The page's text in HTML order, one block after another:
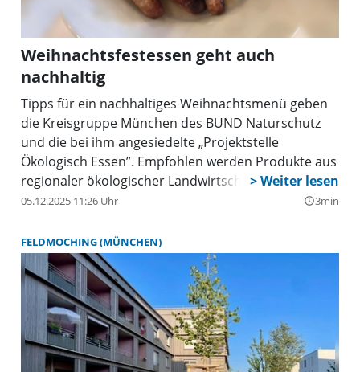
Weihnachtsfestessen geht auch
nachhaltig
Tipps für ein nachhaltiges Weihnachtsmenü geben
die Kreisgruppe München des BUND Naturschutz
und die bei ihm angesiedelte „Projektstelle
Ökologisch Essen”. Empfohlen werden Produkte aus
regionaler ökologischer Landwirtschaft.
05.12.2025 11:26 Uhr query_builder3min
FELDMOCHING (MÜNCHEN)